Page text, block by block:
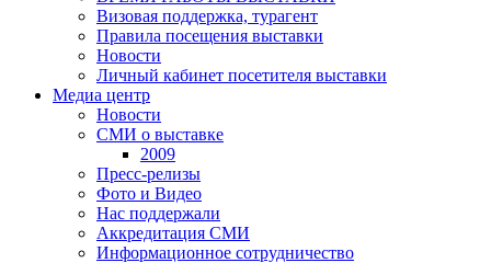
Визовая поддержка, турагент
Правила посещения выставки
Новости
Личный кабинет посетителя выставки
Медиа центр
Новости
СМИ о выставке
2009
Пресс-релизы
Фото и Видео
Нас поддержали
Аккредитация СМИ
Информационное сотрудничество